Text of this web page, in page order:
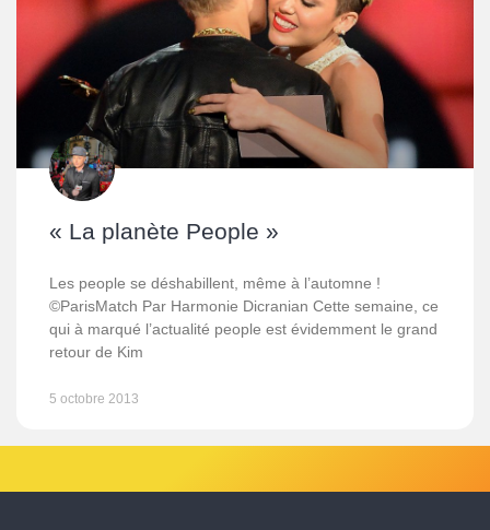
« La planète People »
Les people se déshabillent, même à l’automne !
©ParisMatch Par Harmonie Dicranian Cette semaine, ce
qui à marqué l’actualité people est évidemment le grand
retour de Kim
5 octobre 2013